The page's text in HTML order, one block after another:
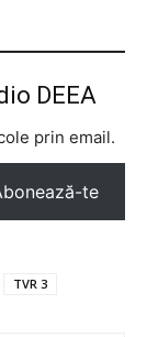
DEEA
prin email.
te
TVR 3